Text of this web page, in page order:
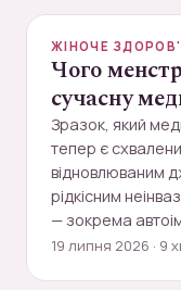
ЖІНОЧЕ
Чого
сучасну
Зразок, який
тепер є
відновлюваним
рідкісним
— зокрема
19 липня 2026 · 9